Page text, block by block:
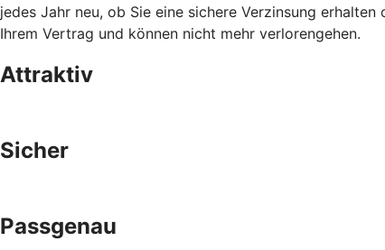
jedes Jahr neu, ob Sie eine sichere Verzinsung
Ihrem Vertrag und können nicht mehr verlorengehen.
Attraktiv
Sicher
Passgenau